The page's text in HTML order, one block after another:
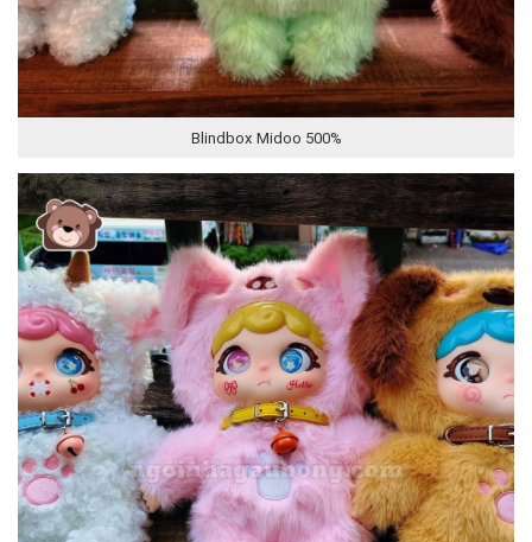
Blindbox Midoo 500%